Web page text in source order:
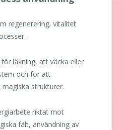
regenerering, vitalitet
läkning, att väcka eller
och för att
strukturer.
riktat mot
fält, användning av